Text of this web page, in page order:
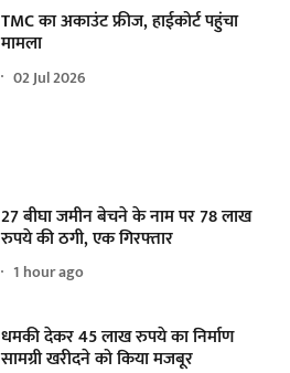
TMC का अकाउंट फ्रीज, हाईकोर्ट पहुंचा
मामला
02 Jul 2026
27 बीघा जमीन बेचने के नाम पर 78 लाख
रुपये की ठगी, एक गिरफ्तार
1 hour ago
धमकी देकर 45 लाख रुपये का निर्माण
सामग्री खरीदने को किया मजबूर